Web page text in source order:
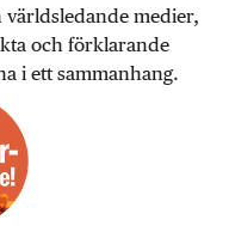
medier,
och förklarande
i ett sammanhang.